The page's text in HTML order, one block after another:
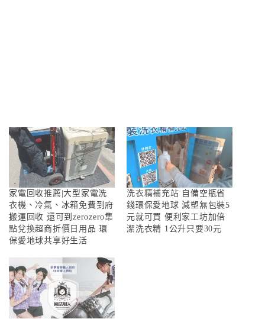
家電回收推薦|大型家電洗
衣機、冷氣、冰箱免費到府
搬運回收 還可到zerozero集
點兌換超商折價日用品 環
保愛地球共享好生活
洗衣精補充站 自備空瓶省
錢環保愛地球 減塑無包裝5
元就可買 便利家工坊加倍
潔洗衣精 1公升只要30元